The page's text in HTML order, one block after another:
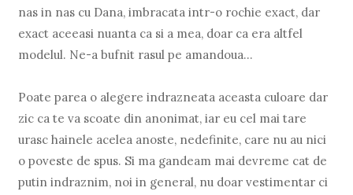
nas in nas cu Dana, imbracata intr-o rochie exact, dar
exact aceeasi nuanta ca si a mea, doar ca era altfel
modelul. Ne-a bufnit rasul pe amandoua...
Poate parea o alegere indrazneata aceasta culoare dar
zic ca te va scoate din anonimat, iar eu cel mai tare
urasc hainele acelea anoste, nedefinite, care nu au nici
o poveste de spus. Si ma gandeam mai devreme cat de
putin indraznim, noi in general, nu doar vestimentar ci